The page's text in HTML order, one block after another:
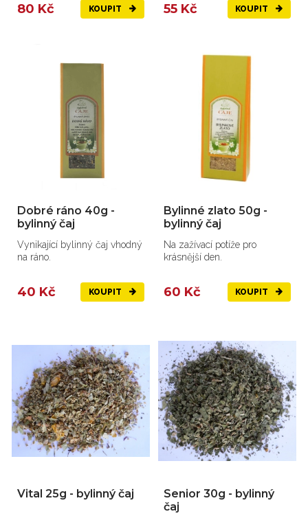
80 Kč KOUPIT 55 Kč KOUPIT
Dobré ráno 40g -
bylinný čaj
Vynikající bylinný čaj vhodný
na ráno.
40 Kč KOUPIT
Bylinné zlato 50g -
bylinný čaj
Na zažívací potíže pro
krásnější den.
60 Kč KOUPIT
Vital 25g - bylinný čaj
Senior 30g - bylinný
čaj